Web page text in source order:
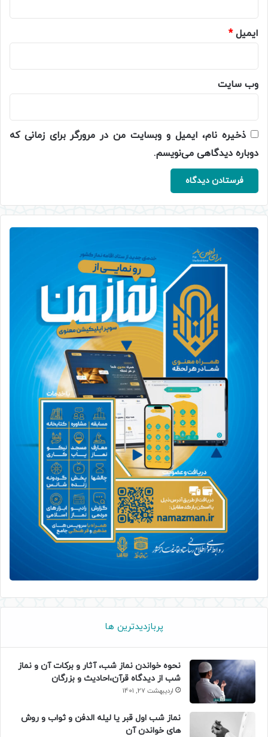
ایمیل*
وب‌ سایت
ذخیره نام، ایمیل و وبسایت من در مرورگر برای زمانی که
دوباره دیدگاهی می‌نویسم.
پربازدیدترین ها
نحوه خواندن نماز شب، آثار و برکات آن و نماز
شب از دیدگاه قرآن،احادیث و بزرگان
اردیبهشت 27, 1401
نماز شب اول قبر یا لیله الدفن و ثواب و روش
های خواندن آن